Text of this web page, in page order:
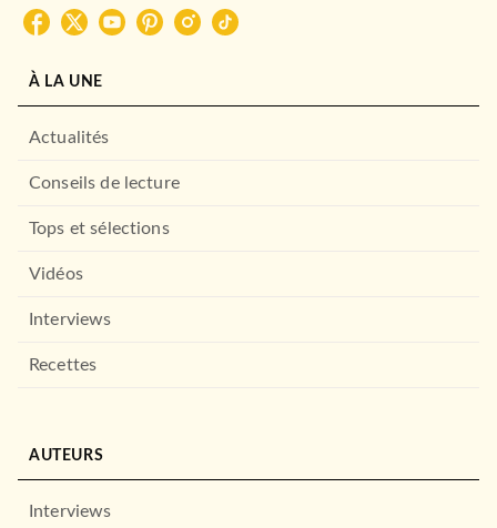
À LA UNE
Actualités
Conseils de lecture
Tops et sélections
Vidéos
Interviews
Recettes
AUTEURS
Interviews